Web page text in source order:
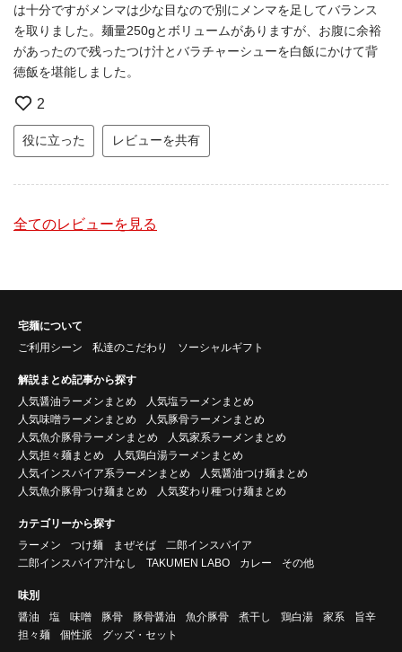
は十分ですがメンマは少な目なので別にメンマを足してバランス
を取りました。麺量250gとボリュームがありますが、お腹に余裕
があったので残ったつけ汁とバラチャーシューを白飯にかけて背
徳飯を堪能しました。
2
役に立った レビューを共有
全てのレビューを見る
宅麺について
ご利用シーン
私達のこだわり ソーシャルギフト
解説まとめ記事から探す
人気醤油ラーメンまとめ
人気塩ラーメンまとめ
人気味噌ラーメンまとめ
人気豚骨ラーメンまとめ
人気魚介豚骨ラーメンまとめ
人気家系ラーメンまとめ
人気担々麺まとめ
人気鶏白湯ラーメンまとめ
人気インスパイア系ラーメンまとめ
人気醤油つけ麺まとめ
人気魚介豚骨つけ麺まとめ
人気変わり種つけ麺まとめ
カテゴリーから探す
ラーメン
つけ麺 まぜそば
二郎インスパイア
二郎インスパイア汁なし
TAKUMEN LABO カレー その他
味別
醤油
塩 味噌 豚骨 豚骨醤油 魚介豚骨 煮干し 鶏白湯 家系
旨辛
担々麺
個性派 グッズ・セット